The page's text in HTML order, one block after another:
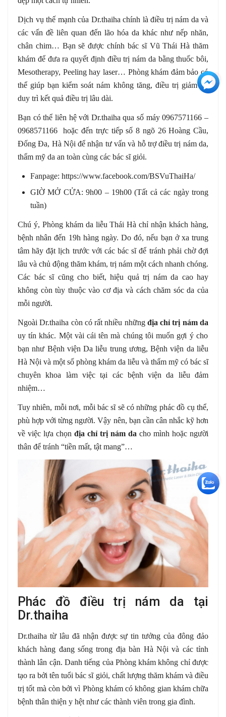
Dịch vụ thế mạnh của Dr.thaiha chính là điều trị nám da và
các vấn đề liên quan đến lão hóa da khác như nếp nhăn,
chân chim… Bạn sẽ được chính bác sĩ Vũ Thái Hà thăm
khám để đưa ra quyết định điều trị nám da bằng thuốc bôi,
Mesotherapy, Peeling hay laser… Phòng khám đảm bảo có
thể giúp bạn kiểm soát nám không tăng, điều trị giảm đi,
duy trì kết quả điều trị lâu dài.
Bạn có thể liên hệ với Dr.thaiha qua số máy 0967571166 –
0968571166 hoặc đến trực tiếp số 8 ngõ 26 Hoàng Cầu,
Đống Đa, Hà Nội để nhận tư vấn và hỗ trợ điều trị nám da,
thẩm mỹ da an toàn cùng các bác sĩ giỏi.
Fanpage: https://www.facebook.com/BSVuThaiHa/
GIỜ MỞ CỬA: 9h00 – 19h00 (Tất cả các ngày trong
tuần)
Chú ý, Phòng khám da liễu Thái Hà chỉ nhận khách hàng,
bệnh nhân đến 19h hàng ngày. Do đó, nếu bạn ở xa trung
tâm hãy đặt lịch trước với các bác sĩ để tránh phải chờ đợi
lâu và chủ động thăm khám, trị nám một cách nhanh chóng.
Các bác sĩ cũng cho biết, hiệu quả trị nám da cao hay
không còn tùy thuộc vào cơ địa và cách chăm sóc da của
mỗi người.
Ngoài Dr.thaiha còn có rất nhiều những địa chỉ trị nám da
uy tín khác. Một vài cái tên mà chúng tôi muốn gợi ý cho
bạn như Bệnh viện Da liễu trung ương, Bệnh viện da liễu
Hà Nội và một số phòng khám da liễu và thẩm mỹ có bác sĩ
chuyên khoa làm việc tại các bệnh viện da liễu đảm
nhiệm…
Tuy nhiên, mỗi nơi, mỗi bác sĩ sẽ có những phác đồ cụ thể,
phù hợp với từng người. Vậy nên, bạn cần cân nhắc kỹ hơn
về việc lựa chọn địa chỉ trị nám da cho mình hoặc người
thân để tránh “tiền mất, tật mang”…
Phác đồ điều trị nám da tại
Dr.thaiha
Dr.thaiha từ lâu đã nhận được sự tin tưởng của đông đảo
khách hàng đang sống trong địa bàn Hà Nội và các tỉnh
thành lân cận. Danh tiếng của Phòng khám không chỉ được
tạo ra bởi tên tuổi bác sĩ giỏi, chất lượng thăm khám và điều
trị tốt mà còn bởi vì Phòng khám có không gian khám chữa
bệnh thân thiện y hệt như các thành viên trong gia đình.
+3
+5